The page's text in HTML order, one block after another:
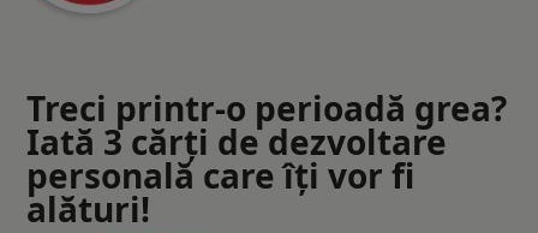
Treci printr-o perioadă grea?
Iată 3 cărți de dezvoltare
personală care îți vor fi
alături!